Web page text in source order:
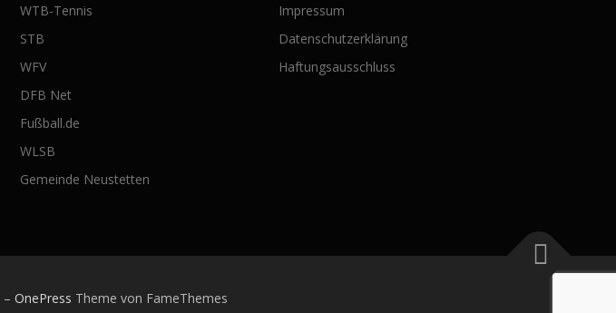
WTB-Tennis
STB
WFV
DFB Net
Fußball.de
WLSB
Gemeinde Neustetten
Impressum
Datenschutzerklärung
Haftungsausschluss
– OnePress Theme von FameThemes